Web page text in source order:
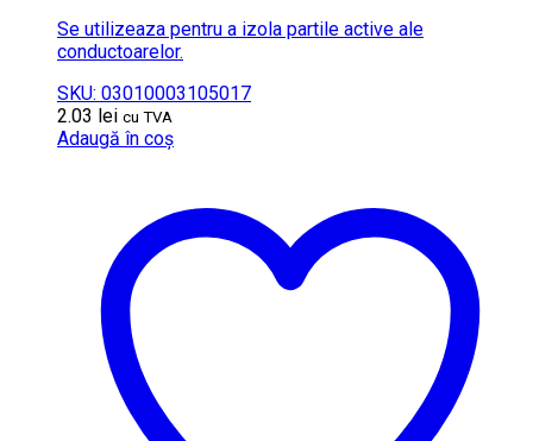
Se utilizeaza pentru a izola partile active ale
conductoarelor.
SKU: 03010003105017
2.03 lei cu TVA
Adaugă în coș